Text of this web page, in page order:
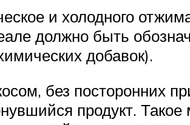
и холодного
должно быть
добавок).
без посторонних
продукт. Такое